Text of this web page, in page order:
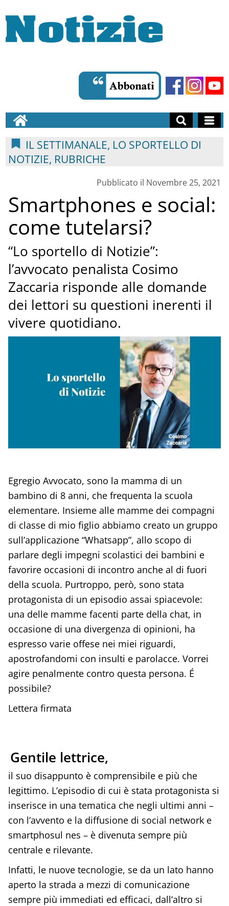
IL SETTIMANALE, LO SPORTELLO DI
NOTIZIE, RUBRICHE
Pubblicato il Novembre 25, 2021
Smartphones e social:
come tutelarsi?
“Lo sportello di Notizie”:
l’avvocato penalista Cosimo
Zaccaria risponde alle domande
dei lettori su questioni inerenti il
vivere quotidiano.
Egregio Avvocato, sono la mamma di un
bambino di 8 anni, che frequenta la scuola
elementare. Insieme alle mamme dei compagni
di classe di mio figlio abbiamo creato un gruppo
sull’applicazione “Whatsapp”, allo scopo di
parlare degli impegni scolastici dei bambini e
favorire occasioni di incontro anche al di fuori
della scuola. Purtroppo, però, sono stata
protagonista di un episodio assai spiacevole:
una delle mamme facenti parte della chat, in
occasione di una divergenza di opinioni, ha
espresso varie offese nei miei riguardi,
apostrofandomi con insulti e parolacce. Vorrei
agire penalmente contro questa persona. É
possibile?
Lettera firmata
Gentile lettrice,
il suo disappunto è comprensibile e più che
legittimo. L’episodio di cui è stata protagonista si
inserisce in una tematica che negli ultimi anni –
con l’avvento e la diffusione di social network e
smartphosul nes – è divenuta sempre più
centrale e rilevante.
Infatti, le nuove tecnologie, se da un lato hanno
aperto la strada a mezzi di comunicazione
sempre più immediati ed efficaci, dall’altro si